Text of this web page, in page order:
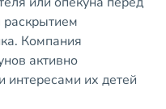
Компания
активно
интересами их детей